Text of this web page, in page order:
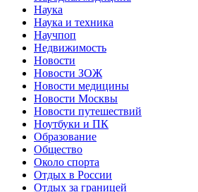
Наука
Наука и техника
Научпоп
Недвижимость
Новости
Новости ЗОЖ
Новости медицины
Новости Москвы
Новости путешествий
Ноутбуки и ПК
Образование
Общество
Около спорта
Отдых в России
Отдых за границей